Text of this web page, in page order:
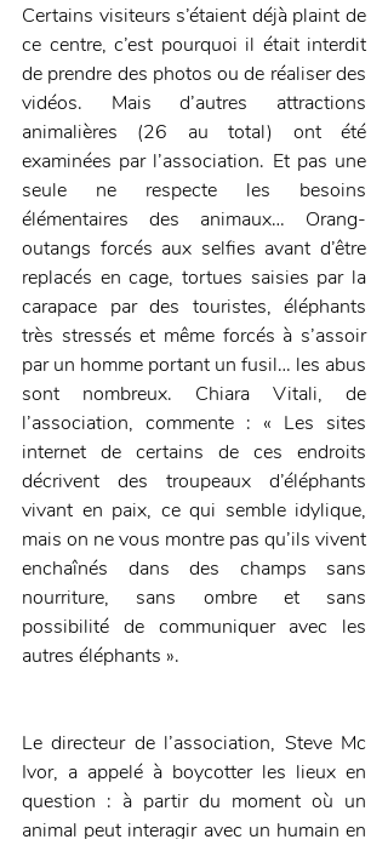
Certains visiteurs s’étaient déjà plaint de
ce centre, c’est pourquoi il était interdit
de prendre des photos ou de réaliser des
vidéos. Mais d’autres attractions
animalières (26 au total) ont été
examinées par l’association. Et pas une
seule ne respecte les besoins
élémentaires des animaux… Orang-
outangs forcés aux selfies avant d’être
replacés en cage, tortues saisies par la
carapace par des touristes, éléphants
très stressés et même forcés à s’assoir
par un homme portant un fusil… les abus
sont nombreux. Chiara Vitali, de
l’association, commente : « Les sites
internet de certains de ces endroits
décrivent des troupeaux d’éléphants
vivant en paix, ce qui semble idylique,
mais on ne vous montre pas qu’ils vivent
enchaînés dans des champs sans
nourriture, sans ombre et sans
possibilité de communiquer avec les
autres éléphants ».
Le directeur de l’association, Steve Mc
Ivor, a appelé à boycotter les lieux en
question : à partir du moment où un
animal peut interagir avec un humain en